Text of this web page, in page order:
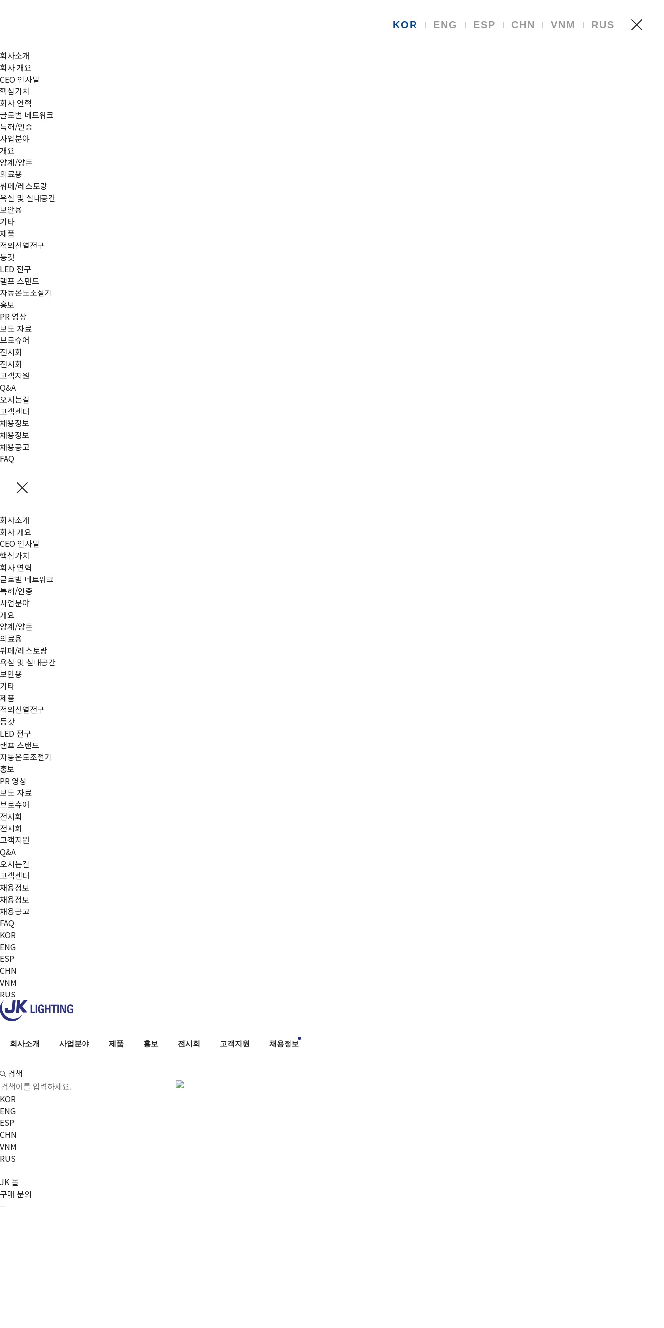
KOR ENG ESP CHN VNM RUS
회사소개
회사 개요
CEO 인사말
핵심가치
회사 연혁
글로벌 네트워크
특허/인증
사업분야
개요
양계/양돈
의료용
뷔페/레스토랑
욕실 및 실내공간
보안용
기타
제품
적외선열전구
등갓
LED 전구
램프 스탠드
자동온도조절기
홍보
PR 영상
보도 자료
브로슈어
전시회
전시회
고객지원
Q&A
오시는길
고객센터
채용정보
채용정보
채용공고
FAQ
회사소개
회사 개요
CEO 인사말
핵심가치
회사 연혁
글로벌 네트워크
특허/인증
사업분야
개요
양계/양돈
의료용
뷔페/레스토랑
욕실 및 실내공간
보안용
기타
제품
적외선열전구
등갓
LED 전구
램프 스탠드
자동온도조절기
홍보
PR 영상
보도 자료
브로슈어
전시회
전시회
고객지원
Q&A
오시는길
고객센터
채용정보
채용정보
채용공고
FAQ
KOR
ENG
ESP
CHN
VNM
RUS
회사소개 사업분야 제품 홍보 전시회 고객지원 채용정보
검색
KOR
ENG
ESP
CHN
VNM
RUS
JK 몰
구매 문의